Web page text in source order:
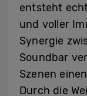
entsteht
und voller
Synergie
Soundbar
Szenen
Durch die